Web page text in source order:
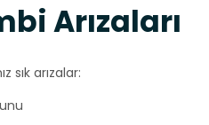
Arızaları
sık arızalar: